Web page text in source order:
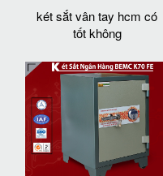
két sắt vân tay hcm có
tốt không